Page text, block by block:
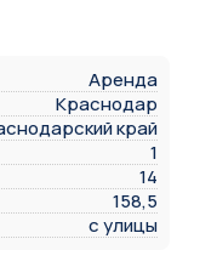
Аренда
Краснодар
край
1
14
158,5
с улицы